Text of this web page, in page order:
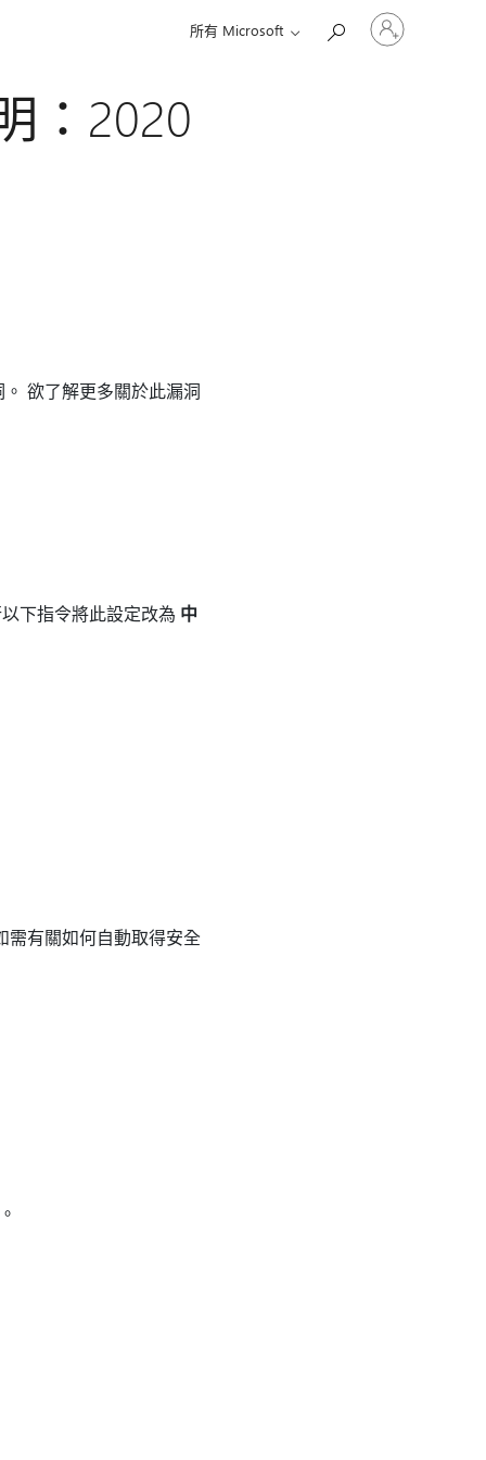
所有 Microsoft
登
入
：2020
欲了解更多關於此漏洞
下指令將此設定改為 中
需有關如何自動取得安全